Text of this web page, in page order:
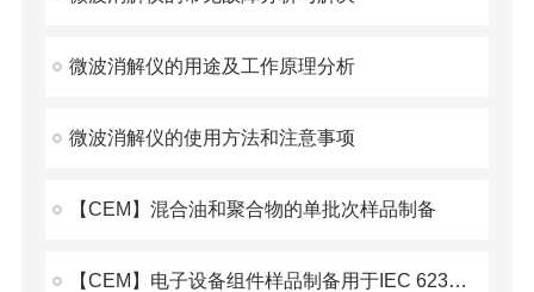
微波消解仪的用途及工作原理分析
微波消解仪的使用方法和注意事项
【CEM】混合油和聚合物的单批次样品制备
【CEM】电子设备组件样品制备用于IEC 62321-7-2:2017方法六价铬含量分析